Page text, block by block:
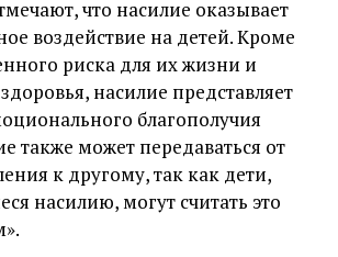
что насилие оказывает
воздействие на детей. Кроме
риска для их жизни и
насилие представляет
благополучия
также может передаваться от
к другому, так как дети,
насилию, могут считать это